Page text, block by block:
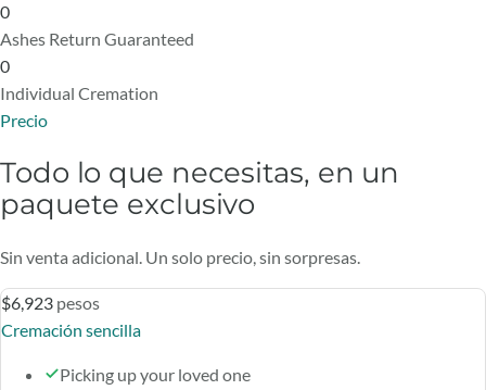
0
Ashes Return Guaranteed
0
Individual Cremation
Precio
Todo lo que necesitas, en un
paquete exclusivo
Sin venta adicional. Un solo precio, sin sorpresas.
$6,923 pesos
Cremación sencilla
Picking up your loved one